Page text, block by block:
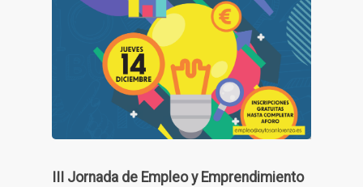
III Jornada de Empleo y Emprendimiento